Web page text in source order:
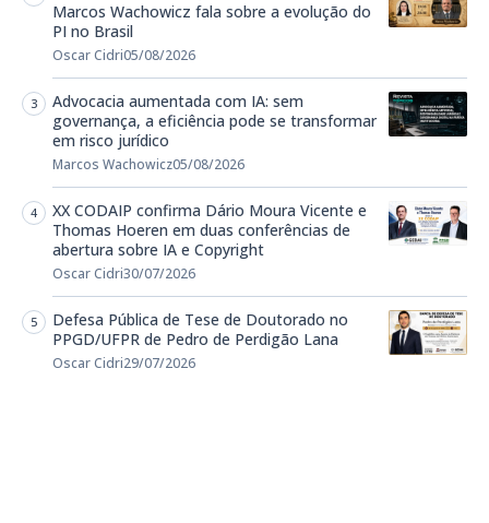
Marcos Wachowicz fala sobre a evolução do
PI no Brasil
Oscar Cidri05/08/2026
Advocacia aumentada com IA: sem
governança, a eficiência pode se transformar
em risco jurídico
Marcos Wachowicz05/08/2026
XX CODAIP confirma Dário Moura Vicente e
Thomas Hoeren em duas conferências de
abertura sobre IA e Copyright
Oscar Cidri30/07/2026
Defesa Pública de Tese de Doutorado no
PPGD/UFPR de Pedro de Perdigão Lana
Oscar Cidri29/07/2026